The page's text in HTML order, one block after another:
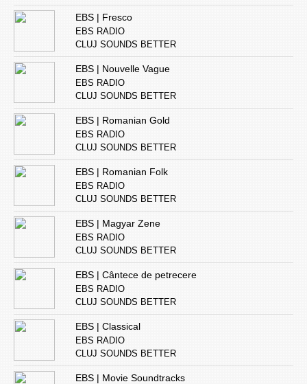
EBS | Fresco
EBS RADIO
CLUJ SOUNDS BETTER
EBS | Nouvelle Vague
EBS RADIO
CLUJ SOUNDS BETTER
EBS | Romanian Gold
EBS RADIO
CLUJ SOUNDS BETTER
EBS | Romanian Folk
EBS RADIO
CLUJ SOUNDS BETTER
EBS | Magyar Zene
EBS RADIO
CLUJ SOUNDS BETTER
EBS | Cântece de petrecere
EBS RADIO
CLUJ SOUNDS BETTER
EBS | Classical
EBS RADIO
CLUJ SOUNDS BETTER
EBS | Movie Soundtracks